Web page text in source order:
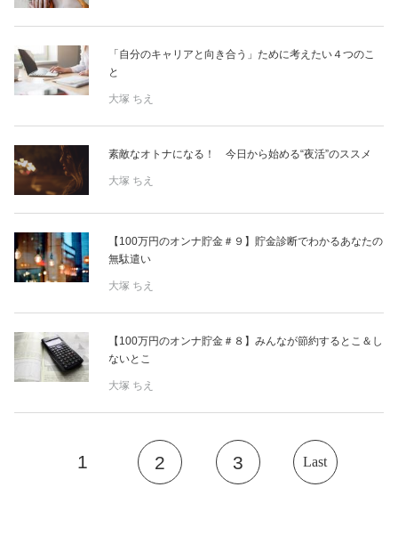
「自分のキャリアと向き合う」ために考えたい４つのこ
と
大塚 ちえ
素敵なオトナになる！ 今日から始める“夜活”のススメ
大塚 ちえ
【100万円のオンナ貯金＃９】貯金診断でわかるあなたの
無駄遣い
大塚 ちえ
【100万円のオンナ貯金＃８】みんなが節約するとこ＆し
ないとこ
大塚 ちえ
1 2 3 Last